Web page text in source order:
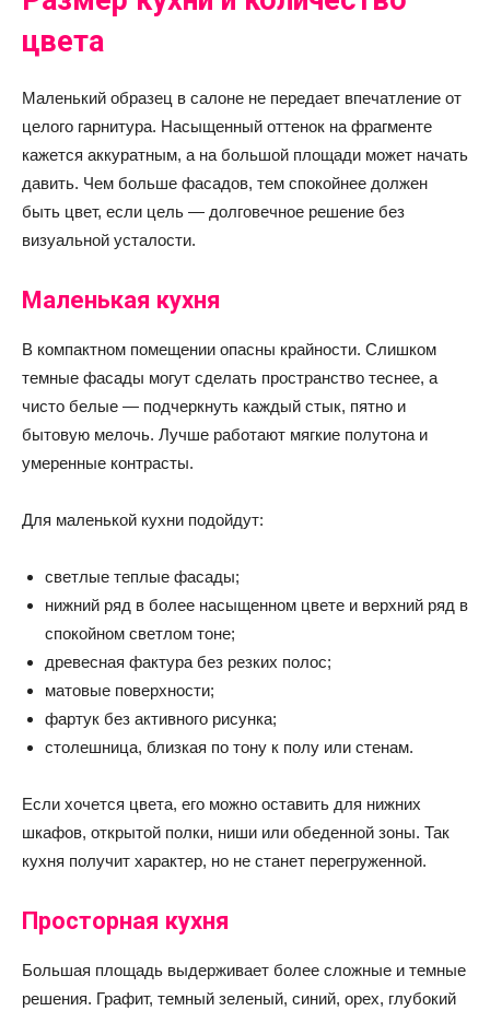
цвета
Маленький образец в салоне не передает впечатление от
целого гарнитура. Насыщенный оттенок на фрагменте
кажется аккуратным, а на большой площади может начать
давить. Чем больше фасадов, тем спокойнее должен
быть цвет, если цель — долговечное решение без
визуальной усталости.
Маленькая кухня
В компактном помещении опасны крайности. Слишком
темные фасады могут сделать пространство теснее, а
чисто белые — подчеркнуть каждый стык, пятно и
бытовую мелочь. Лучше работают мягкие полутона и
умеренные контрасты.
Для маленькой кухни подойдут:
светлые теплые фасады;
нижний ряд в более насыщенном цвете и верхний ряд в
спокойном светлом тоне;
древесная фактура без резких полос;
матовые поверхности;
фартук без активного рисунка;
столешница, близкая по тону к полу или стенам.
Если хочется цвета, его можно оставить для нижних
шкафов, открытой полки, ниши или обеденной зоны. Так
кухня получит характер, но не станет перегруженной.
Просторная кухня
Большая площадь выдерживает более сложные и темные
решения. Графит, темный зеленый, синий, орех, глубокий